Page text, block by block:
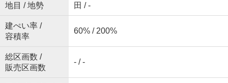
地目 / 地勢 田 / -
建ぺい率 /
容積率
60% / 200%
総区画数 /
販売区画数
- / -